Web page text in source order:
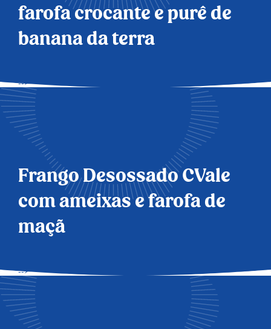
farofa crocante e purê de
banana da terra
-->
Frango Desossado CVale
com ameixas e farofa de
maçã
-->